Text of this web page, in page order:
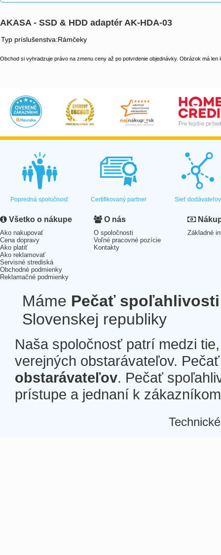
AKASA - SSD & HDD adaptér AK-HDA-03
Typ príslušenstva:Rámčeky
Obchod si vyhradzuje právo na zmenu ceny až po potvrdenie objednávky. Obrázok má len
Popredná spoločnosť Certifikovaný partner Sieť dodávateľov
Všetko o nákupe
Ako nakupovať
Cena dopravy
Ako platiť
Ako reklamovať
Servisné strediská
Obchodné podmienky
Reklamačné podmienky
O nás
O spoločnosti
Voľné pracovné pozície
Kontakty
Základné
Máme Pečať spoľahlivosti
Slovenskej republiky
Naša spoločnosť patrí medzi
verejných obstarávateľov.
obstarávateľov. Pečať
prístupe a jednaní k